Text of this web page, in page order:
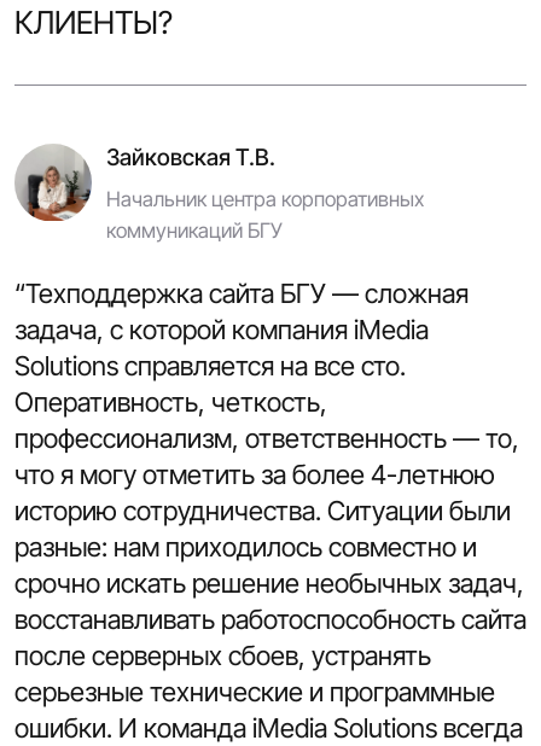
КЛИЕНТЫ?
Зайковская Т.В.
Начальник центра корпоративных
коммуникаций БГУ
“Техподдержка сайта БГУ — сложная
задача, с которой компания iMedia
Solutions справляется на все сто.
Оперативность, четкость,
профессионализм, ответственность — то,
что я могу отметить за более 4-летнюю
историю сотрудничества. Ситуации были
разные: нам приходилось совместно и
срочно искать решение необычных задач,
восстанавливать работоспособность сайта
после серверных сбоев, устранять
серьезные технические и программные
ошибки. И команда iMedia Solutions всегда